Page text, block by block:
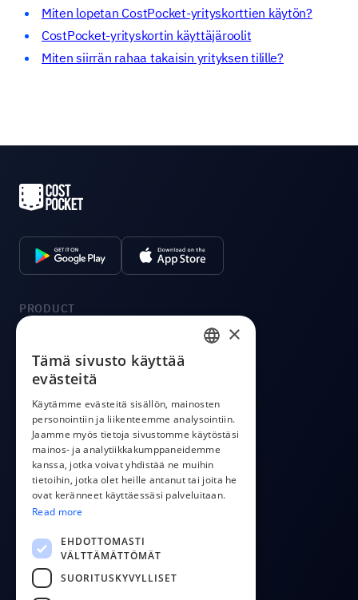
Miten lopetan CostPocket-yrityskorttien käytön?
CostPocket-yrityskortin käyttäjäroolit
Miten siirrän rahaa takaisin yrityksen tilille?
PRODUCT
Hinta
CostPocket API
OCR API
Sovellus laskujen lähettämiseen
COMPANY
Meista
Ota yhteyttä
FOLLOW US
LATVIAN
POLISH
RUSSIAN
FINNISH
×
Tämä sivusto käyttää
evästeitä
Käytämme evästeitä sisällön, mainosten
personointiin ja liikenteemme analysointiin.
Jaamme myös tietoja sivustomme käytöstäsi
mainos- ja analytiikkakumppaneidemme
kanssa, jotka voivat yhdistää ne muihin
tietoihin, jotka olet heille antanut tai joita he
ovat keränneet käyttäessäsi palveluitaan.
Read more
EHDOTTOMASTI
VÄLTTÄMÄTTÖMÄT
SUORITUSKYVYLLISET